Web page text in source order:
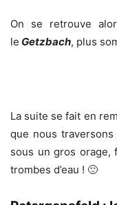
On se retrouve
le Getzbach, plus
La suite se fait en
que nous
sous un gros orage,
trombes d’eau ! 🙂